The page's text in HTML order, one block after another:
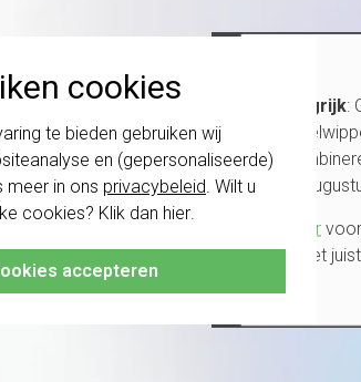
cookies
te bieden gebruiken wij
en (gepersonaliseerde)
meer in ons privacybeleid. Wilt u
cookies? Klik dan hier.
accepteren
Belangrijk:
te
vóór
Klik hier
altijd het